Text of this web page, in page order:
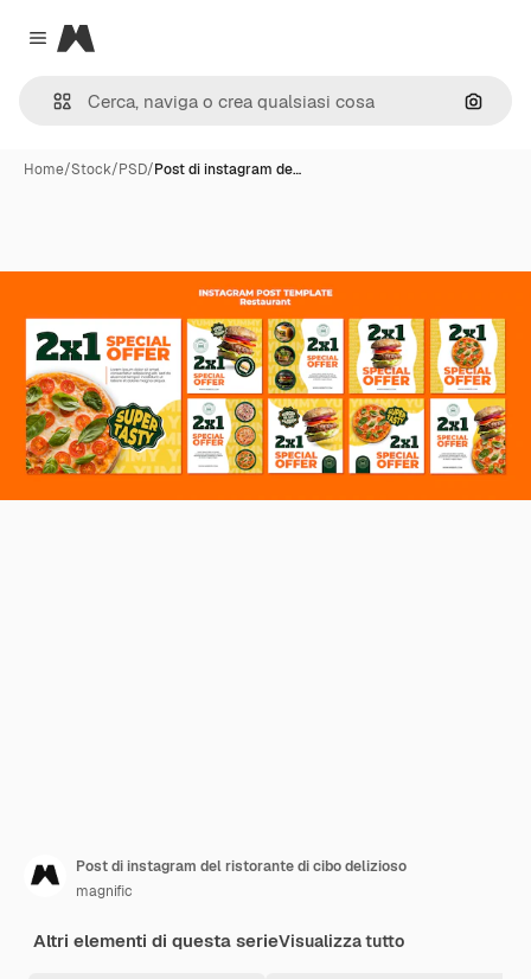
Close menu
Magnific
Cerca
Home/Stock/PSD/Post di instagram de…
Post di instagram del ristorante di cibo delizioso
magnific
Altri elementi di questa serieVisualizza tutto